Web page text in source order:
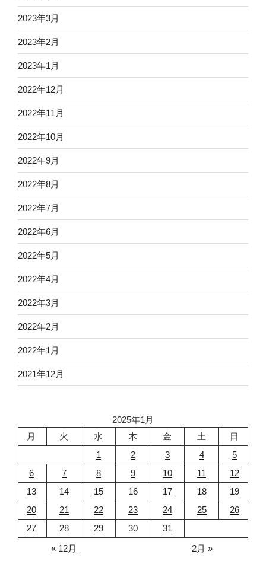
2023年3月
2023年2月
2023年1月
2022年12月
2022年11月
2022年10月
2022年9月
2022年8月
2022年7月
2022年6月
2022年5月
2022年4月
2022年3月
2022年2月
2022年1月
2021年12月
2025年1月
月
火 水 木 金 土
日
1
2 3 4
5
6
7 8 9 10 11
12
13
14 15 16 17 18
19
20
21 22 23 24 25
26
27
28 29 30
31
« 12月
2月 »